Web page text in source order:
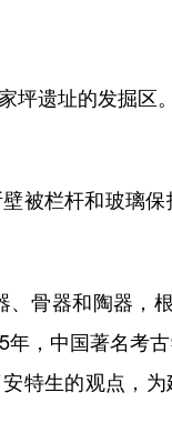
遗址的发掘区
栏杆和玻璃保
骨器和陶器，
，中国著名考
特生的观点，